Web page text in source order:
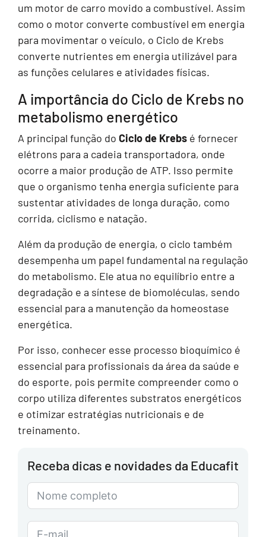
um motor de carro movido a combustível. Assim
como o motor converte combustível em energia
para movimentar o veículo, o Ciclo de Krebs
converte nutrientes em energia utilizável para
as funções celulares e atividades físicas.
A importância do Ciclo de Krebs no
metabolismo energético
A principal função do Ciclo de Krebs é fornecer
elétrons para a cadeia transportadora, onde
ocorre a maior produção de ATP. Isso permite
que o organismo tenha energia suficiente para
sustentar atividades de longa duração, como
corrida, ciclismo e natação.
Além da produção de energia, o ciclo também
desempenha um papel fundamental na regulação
do metabolismo. Ele atua no equilíbrio entre a
degradação e a síntese de biomoléculas, sendo
essencial para a manutenção da homeostase
energética.
Por isso, conhecer esse processo bioquímico é
essencial para profissionais da área da saúde e
do esporte, pois permite compreender como o
corpo utiliza diferentes substratos energéticos
e otimizar estratégias nutricionais e de
treinamento.
Receba dicas e novidades da Educafit